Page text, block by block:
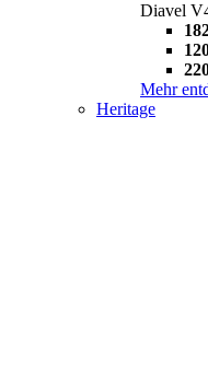
Diavel
Mehr
Heritage